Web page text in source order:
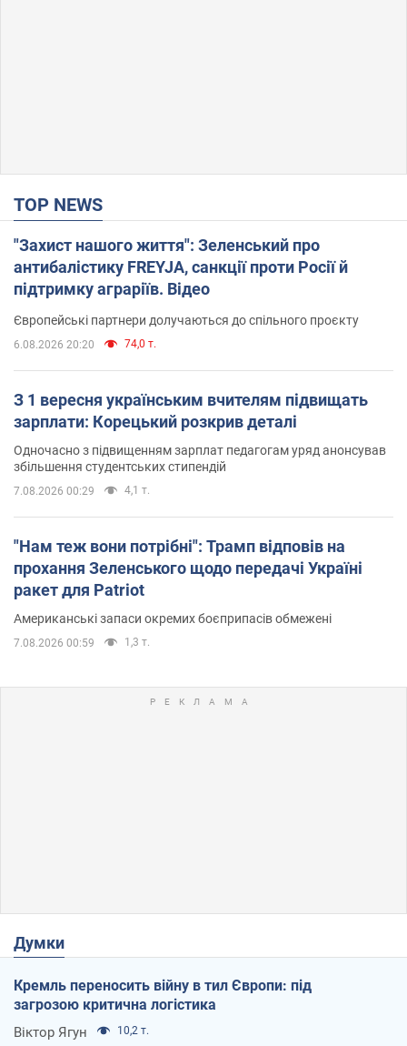
TOP NEWS
"Захист нашого життя": Зеленський про
антибалістику FREYJA, санкції проти Росії й
підтримку аграріїв. Відео
Європейські партнери долучаються до спільного проєкту
6.08.2026 20:20 74,0 т.
З 1 вересня українським вчителям підвищать
зарплати: Корецький розкрив деталі
Одночасно з підвищенням зарплат педагогам уряд анонсував
збільшення студентських стипендій
7.08.2026 00:29 4,1 т.
"Нам теж вони потрібні": Трамп відповів на
прохання Зеленського щодо передачі Україні
ракет для Patriot
Американські запаси окремих боєприпасів обмежені
7.08.2026 00:59 1,3 т.
Думки
Кремль переносить війну в тил Європи: під
загрозою критична логістика
Віктор Ягун 10,2 т.